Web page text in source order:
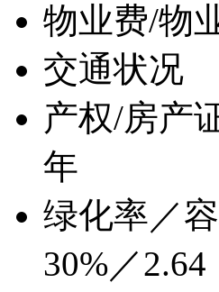
物业费/物
交通状况
产权/房产
年
绿化率／
30%／2.64